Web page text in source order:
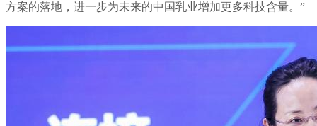
方案的落地，进一步为未来的中国乳业增加更多科技含量。”